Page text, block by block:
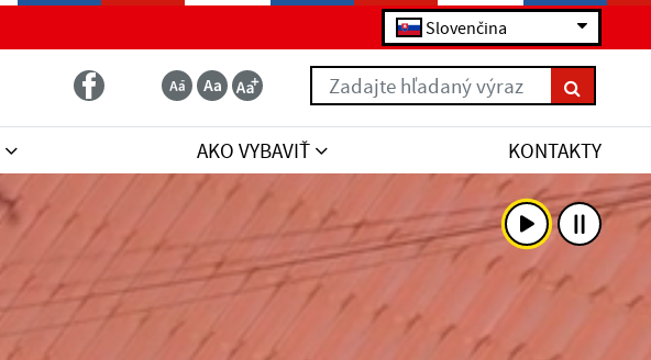
Slovenčina
Zadajte hľadaný výraz
AKO VYBAVIŤ KONTAKTY